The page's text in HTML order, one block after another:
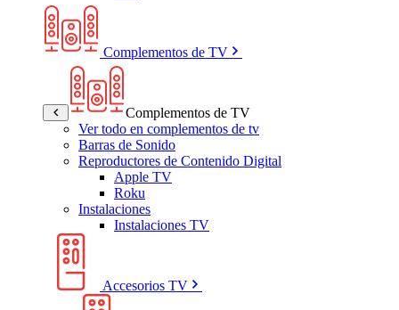
Complementos de TV
Complementos de TV
Ver todo en complementos de tv
Barras de Sonido
Reproductores de Contenido Digital
Apple TV
Roku
Instalaciones
Instalaciones TV
Accesorios TV